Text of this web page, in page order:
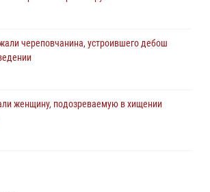
череповчанина, устроившего дебош
женщину, подозреваемую в хищении